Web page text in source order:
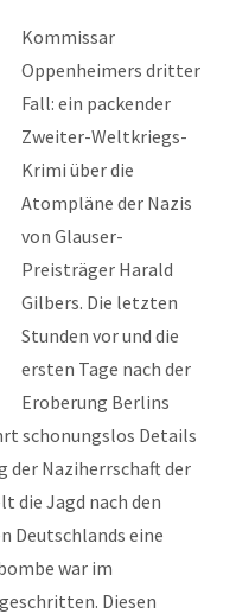
Kommissar
Oppenheimers dritter
Fall: ein packender
Zweiter-Weltkriegs-
Krimi über die
Atompläne der Nazis
von Glauser-
Preisträger Harald
Gilbers. Die letzten
Stunden vor und die
ersten Tage nach der
Eroberung Berlins
schonungslos Details
der Naziherrschaft der
die Jagd nach den
Deutschlands eine
war im
Diesen